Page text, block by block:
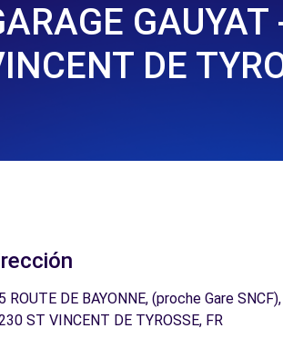
GAUYAT
DE
ROUTE DE BAYONNE, (proche Gare SNCF),
ST VINCENT DE TYROSSE, FR